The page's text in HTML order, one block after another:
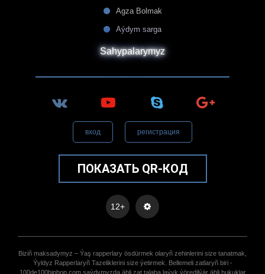
Agza Bolmak
Aýdym sarga
Sahypalarymyz
вход регистрация
ПОКАЗАТЬ QR-КОД
12+
Biziñ maksadymyz – Ýaş rapperlary ösdürmek olaryñ zehinlerini size tanatmak,
Ýyldyz Rapperlaryñ Tazeliklerini size ýetirmek. Bellemeli zatlaryñ biri -
100de100hiphop.com saýdymyzda ähli zat talaba laýyk ýöredilýär ähli hukuklar